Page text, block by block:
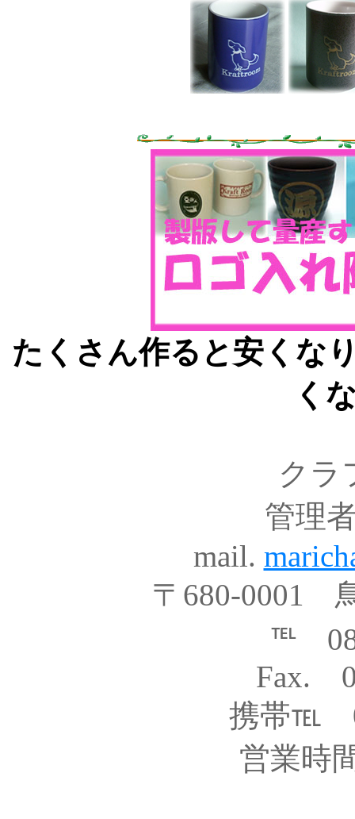
たくさん作ると安くな
く
クラ
管理
mail.
〒680-0001
℡
Fax.
携帯℡
営業時